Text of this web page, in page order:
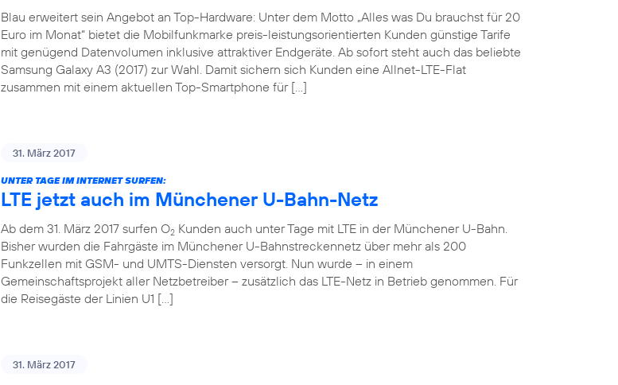
Blau erweitert sein Angebot an Top-Hardware: Unter dem Motto „Alles was Du brauchst für 20
Euro im Monat“ bietet die Mobilfunkmarke preis-leistungsorientierten Kunden günstige Tarife
mit genügend Datenvolumen inklusive attraktiver Endgeräte. Ab sofort steht auch das beliebte
Samsung Galaxy A3 (2017) zur Wahl. Damit sichern sich Kunden eine Allnet-LTE-Flat
zusammen mit einem aktuellen Top-Smartphone für […]
31. März 2017
UNTER TAGE IM INTERNET SURFEN:
LTE jetzt auch im Münchener U-Bahn-Netz
Ab dem 31. März 2017 surfen O2 Kunden auch unter Tage mit LTE in der Münchener U-Bahn.
Bisher wurden die Fahrgäste im Münchener U-Bahnstreckennetz über mehr als 200
Funkzellen mit GSM- und UMTS-Diensten versorgt. Nun wurde – in einem
Gemeinschaftsprojekt aller Netzbetreiber – zusätzlich das LTE-Netz in Betrieb genommen. Für
die Reisegäste der Linien U1 […]
31. März 2017